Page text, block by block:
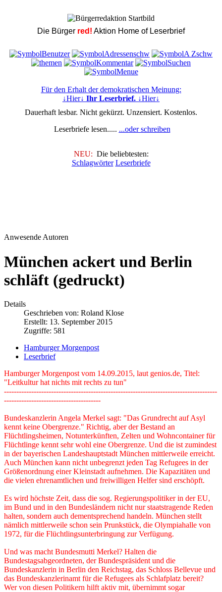
Die Bürger red! Aktion Home of Leserbrief
Für den Erhalt der demokratischen Meinung:
↓Hier↓ Ihr Leserbrief. ↓Hier↓
Dauerhaft lesbar. Nicht gekürzt. Unzensiert. Kostenlos.
Leserbriefe lesen..... ...oder schreiben
NEU: Die beliebtesten:
Schlagwörter Leserbriefe
Anwesende Autoren
München ackert und Berlin
schläft (gedruckt)
Details
Geschrieben von: Roland Klose
Erstellt: 13. September 2015
Zugriffe: 581
Hamburger Morgenpost
Leserbrief
Hamburger Morgenpost vom 14.09.2015, laut genios.de, Titel:
"Leitkultur hat nichts mit rechts zu tun"
--------------------------------------------------------------------------------------
---------------------------------------
Bundeskanzlerin Angela Merkel sagt: "Das Grundrecht auf Asyl
kennt keine Obergrenze." Richtig, aber der Bestand an
Flüchtlingsheimen, Notunterkünften, Zelten und Wohncontainer für
Flüchtlinge kennt sehr wohl eine Obergrenze. Und die ist zumindest
in der bayerischen Landeshauptstadt München mittlerweile erreicht.
Auch München kann nicht unbegrenzt jeden Tag Refugees in der
Größenordnung einer Kleinstadt aufnehmen. Die Kapazitäten und
die vielen ehrenamtlichen und freiwilligen Helfer sind erschöpft.
Es wird höchste Zeit, dass die sog. Regierungspolitiker in der EU,
im Bund und in den Bundesländern nicht nur staatstragende Reden
halten, sondern auch dementsprechend handeln. München stellt
nämlich mittlerweile schon sein Prunkstück, die Olympiahalle von
1972, für die Flüchtlingsunterbringung zur Verfügung.
Und was macht Bundesmutti Merkel? Halten die
Bundestagsabgeordneten, der Bundespräsident und die
Bundeskanzlerin in Berlin den Reichstag, das Schloss Bellevue und
das Bundeskanzlerinamt für die Refugees als Schlafplatz bereit?
Wer von diesen Politikern hilft aktiv mit, übernimmt sogar